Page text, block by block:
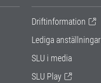
Driftinformation
Lediga anställningar
SLU i media
SLU Play